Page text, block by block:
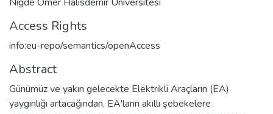
Access Rights
info:eu-repo/semantics/openAccess
Abstract
Günümüz ve yakın gelecekte Elektrikli Araçların (EA)
yaygınlığı artacağından, EA'ların akıllı şebekelere